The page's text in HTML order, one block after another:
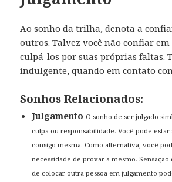
Ao sonho da trilha, denota a
outros. Talvez você não confiar em
culpá-los por suas próprias faltas.
indulgente, quando em contato
Sonhos Relacionados:
Julgamento O sonho de ser julgado
culpa ou responsabilidade. Você pode
consigo mesma. Como alternativa, você
necessidade de provar a mesmo. Sensação
de colocar outra pessoa em julgamento